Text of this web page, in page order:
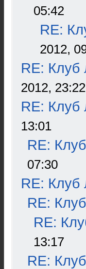
05:42
RE:
2012,
RE: Клуб
2012, 23:22
RE: Клуб
13:01
RE:
07:30
RE: Клуб
RE:
RE:
13:17
RE: